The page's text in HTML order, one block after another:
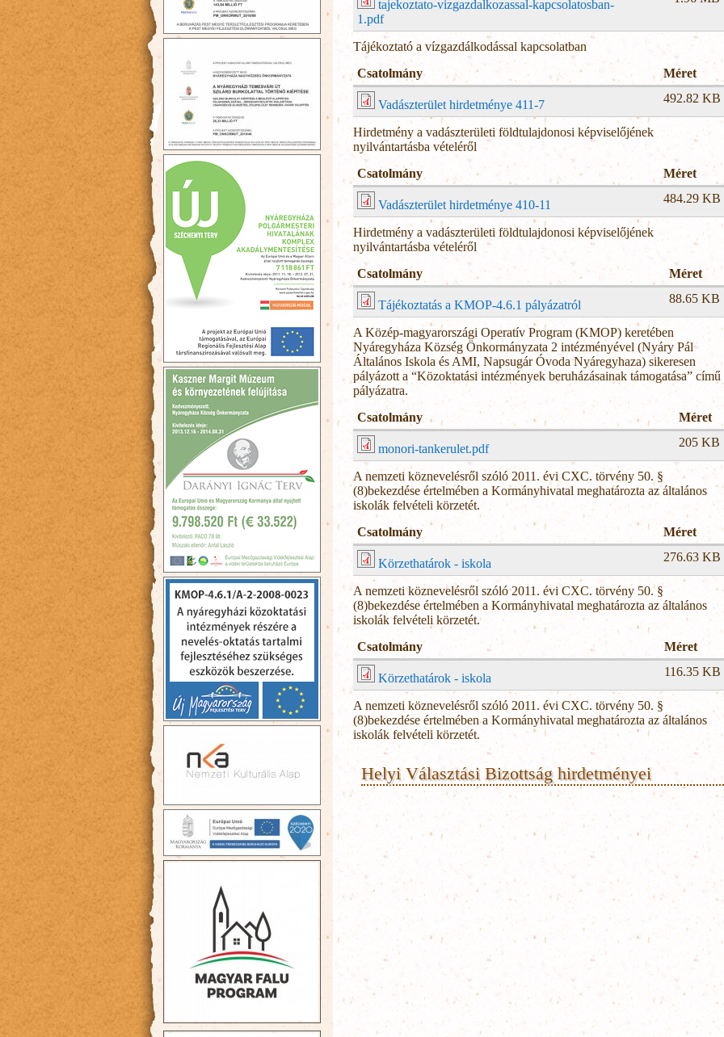
tajekoztato-vizgazdalkozassal-kapcsolatosban-
1.pdf
Tájékoztató a vízgazdálkodással kapcsolatban
Csatolmány
Méret
Vadászterület hirdetménye 411-7 492.82 KB
Hirdetmény a vadászterületi földtulajdonosi képviselőjének
nyilvántartásba vételéről
Csatolmány
Méret
Vadászterület hirdetménye 410-11 484.29 KB
Hirdetmény a vadászterületi földtulajdonosi képviselőjének
nyilvántartásba vételéről
Csatolmány
Méret
Tájékoztatás a KMOP-4.6.1 pályázatról 88.65 KB
A Közép-magyarországi Operatív Program (KMOP) keretében
Nyáregyháza Község Önkormányzata 2 intézményével (Nyáry Pál
Általános Iskola és AMI, Napsugár Óvoda Nyáregyhaza) sikeresen
pályázott a “Közoktatási intézmények beruházásainak támogatása” című
pályázatra.
Csatolmány
Méret
monori-tankerulet.pdf 205 KB
A nemzeti köznevelésről szóló 2011. évi CXC. törvény 50. §
(8)bekezdése értelmében a Kormányhivatal meghatározta az általános
iskolák felvételi körzetét.
Csatolmány
Méret
Körzethatárok - iskola 276.63 KB
A nemzeti köznevelésről szóló 2011. évi CXC. törvény 50. §
(8)bekezdése értelmében a Kormányhivatal meghatározta az általános
iskolák felvételi körzetét.
Csatolmány
Méret
Körzethatárok - iskola 116.35 KB
A nemzeti köznevelésről szóló 2011. évi CXC. törvény 50. §
(8)bekezdése értelmében a Kormányhivatal meghatározta az általános
iskolák felvételi körzetét.
Helyi Választási Bizottság hirdetményei